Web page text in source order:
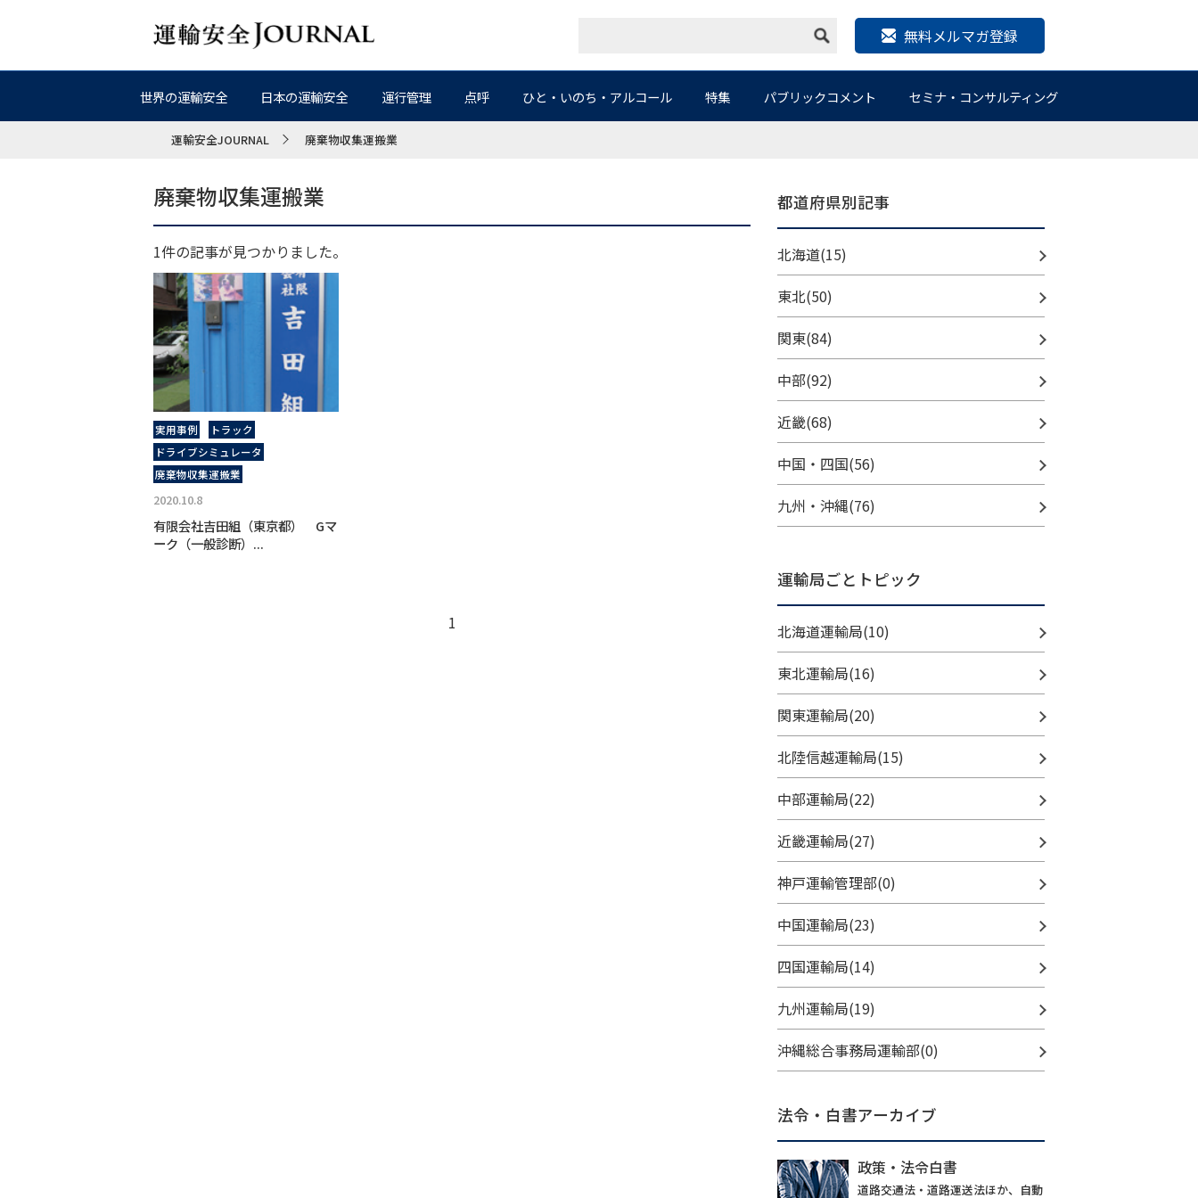
無料メルマガ登録
世界の運輸安全 日本の運輸安全 運行管理 点呼 ひと・いのち・アルコール 特集 パブリックコメント セミナ・コンサルティング
運輸安全JOURNAL 廃棄物収集運搬業
廃棄物収集運搬業
1件の記事が見つかりました。
実用事例
トラック
ドライブシミュレータ
廃棄物収集運搬業
2020.10.8
有限会社吉田組（東京都） Gマ
ーク（一般診断）...
1
都道府県別記事
北海道(15)
東北(50)
関東(84)
中部(92)
近畿(68)
中国・四国(56)
九州・沖縄(76)
運輸局ごとトピック
北海道運輸局(10)
東北運輸局(16)
関東運輸局(20)
北陸信越運輸局(15)
中部運輸局(22)
近畿運輸局(27)
神戸運輸管理部(0)
中国運輸局(23)
四国運輸局(14)
九州運輸局(19)
沖縄総合事務局運輸部(0)
法令・白書アーカイブ
政策・法令白書
道路交通法・道路運送法ほか、自動